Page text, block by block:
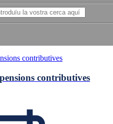
contributives